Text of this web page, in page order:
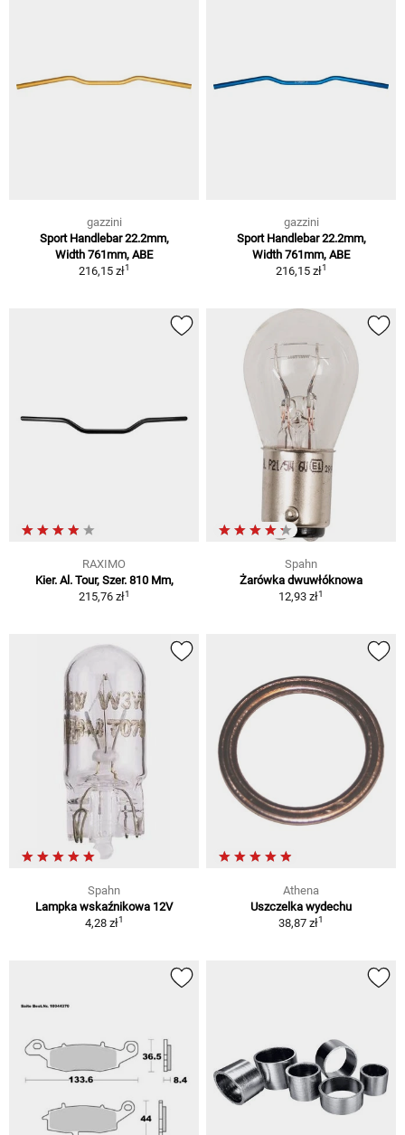
gazzini
Sport Handlebar 22.2mm,
Width 761mm, ABE
216,15 zł1
gazzini
Sport Handlebar 22.2mm,
Width 761mm, ABE
216,15 zł1
RAXIMO
Kier. Al. Tour, Szer. 810 Mm,
215,76 zł1
Spahn
Żarówka dwuwłóknowa
12,93 zł1
Spahn
Lampka wskaźnikowa 12V
4,28 zł1
Athena
Uszczelka wydechu
38,87 zł1